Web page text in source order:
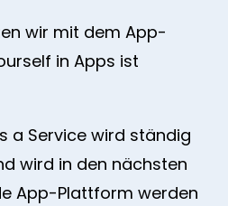
wir mit dem App-
in Apps ist
a Service wird ständig
wird in den nächsten
App-Plattform werden